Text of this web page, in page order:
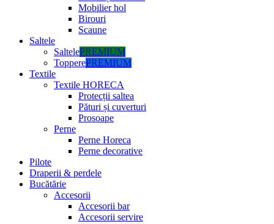
Mobilier hol
Birouri
Scaune
Saltele
SaltelePREMIUM
TopperePREMIUM
Textile
Textile HORECA
Protecții saltea
Pături și cuverturi
Prosoape
Perne
Perne Horeca
Perne decorative
Pilote
Draperii & perdele
Bucătărie
Accesorii
Accesorii bar
Accesorii servire